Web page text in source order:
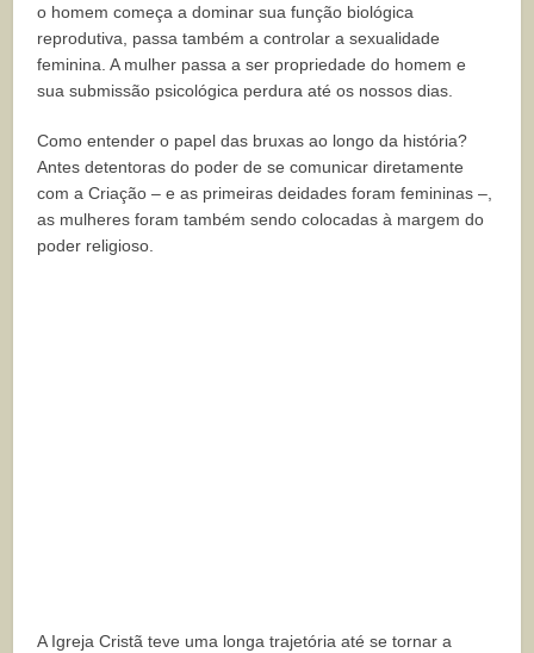
o homem começa a dominar sua função biológica
reprodutiva, passa também a controlar a sexualidade
feminina. A mulher passa a ser propriedade do homem e
sua submissão psicológica perdura até os nossos dias.
Como entender o papel das bruxas ao longo da história?
Antes detentoras do poder de se comunicar diretamente
com a Criação – e as primeiras deidades foram femininas –,
as mulheres foram também sendo colocadas à margem do
poder religioso.
A Igreja Cristã teve uma longa trajetória até se tornar a